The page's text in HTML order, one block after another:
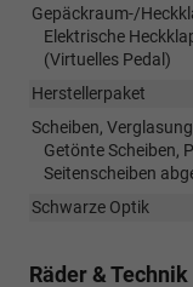
Gepäckraum-/
Elektrische
(Virtuelles Pedal)
Herstellerpaket
Scheiben, Verglasung
Getönte Scheiben,
Seitenscheiben
Schwarze Optik
Räder & Technik